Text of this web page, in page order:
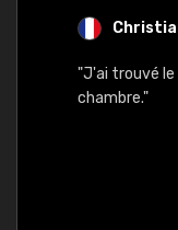
"J'ai trouvé le
chambre."